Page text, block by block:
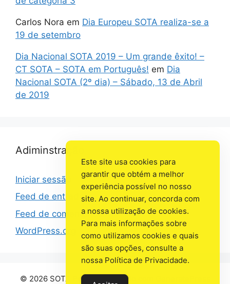
Carlos Nora em Dia Europeu SOTA realiza-se a
19 de setembro
Dia Nacional SOTA 2019 – Um grande êxito! –
CT SOTA – SOTA em Português! em Dia
Nacional SOTA (2º dia) – Sábado, 13 de Abril
de 2019
Adiminstração
Iniciar sessão
Feed de entradas
Feed de comentários
WordPress.org
© 2026 SOTA Portugal • Criado com
Este site usa cookies para
garantir que obtém a melhor
experiência possível no nosso
site. Ao continuar, concorda com
a nossa utilização de cookies.
Para mais informações sobre
como utilizamos cookies e quais
são suas opções, consulte a
nossa Política de Privacidade.